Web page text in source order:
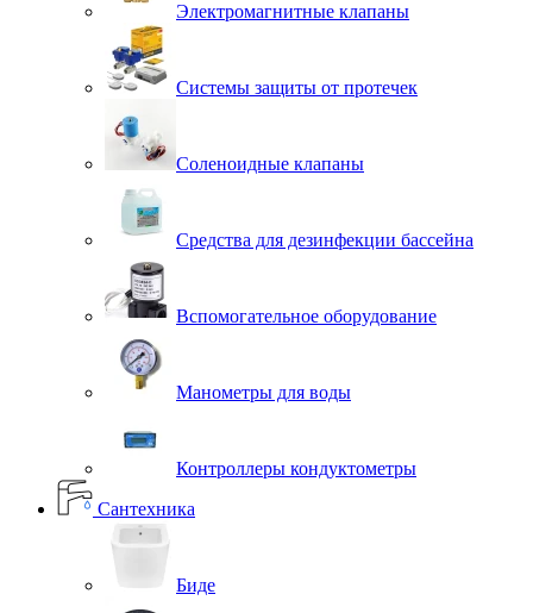
Электромагнитные клапаны
Системы защиты от протечек
Соленоидные клапаны
Средства для дезинфекции бассейна
Вспомогательное оборудование
Манометры для воды
Контроллеры кондуктометры
Сантехника
Биде